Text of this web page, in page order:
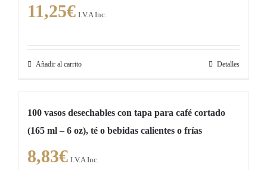
11,25€ I.V.A Inc.
Añadir al carrito Detalles
100 vasos desechables con tapa para café cortado
(165 ml – 6 oz), té o bebidas calientes o frías
8,83€ I.V.A Inc.